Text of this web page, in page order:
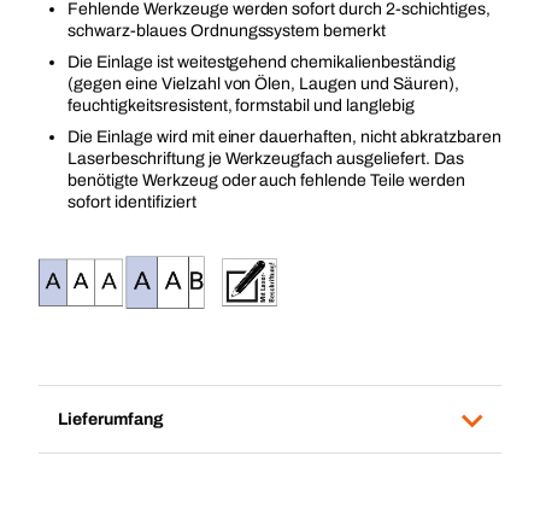
Fehlende Werkzeuge werden sofort durch 2-schichtiges,
schwarz-blaues Ordnungssystem bemerkt
Die Einlage ist weitestgehend chemikalienbeständig
(gegen eine Vielzahl von Ölen, Laugen und Säuren),
feuchtigkeitsresistent, formstabil und langlebig
Die Einlage wird mit einer dauerhaften, nicht abkratzbaren
Laserbeschriftung je Werkzeugfach ausgeliefert. Das
benötigte Werkzeug oder auch fehlende Teile werden
sofort identifiziert
Lieferumfang